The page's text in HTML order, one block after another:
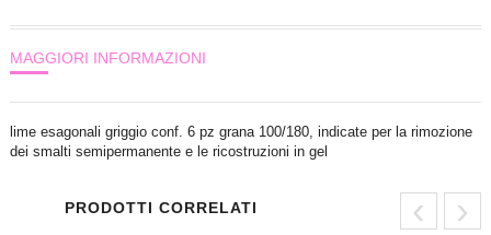
MAGGIORI INFORMAZIONI
lime esagonali griggio conf. 6 pz grana 100/180, indicate per la rimozione
dei smalti semipermanente e le ricostruzioni in gel
PRODOTTI CORRELATI ‹ ›